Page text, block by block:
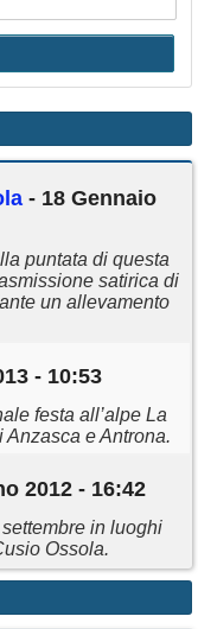
- 18 Gennaio
puntata di questa
satirica di
un allevamento
- 10:53
festa all’alpe La
e Antrona.
2012 - 16:42
in luoghi
Ossola.